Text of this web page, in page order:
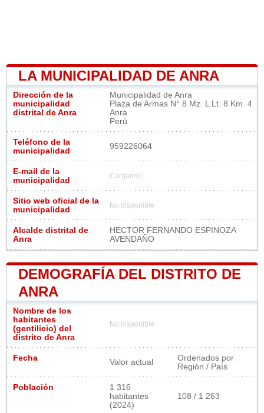
LA MUNICIPALIDAD DE ANRA
Dirección de la
municipalidad
distrital de Anra
Municipalidad de Anra
Plaza de Armas N° 8 Mz. L Lt. 8 Km. 4
Anra
Perú
Teléfono de la
municipalidad
959226064
E-mail de la
municipalidad
Cargando...
Sitio web oficial de la
municipalidad
No disponible
Alcalde distrital de
Anra
HECTOR FERNANDO ESPINOZA
AVENDAÑO
DEMOGRAFÍA DEL DISTRITO DE
ANRA
Nombre de los
habitantes
(gentilicio) del
distrito de Anra
No disponible
Fecha Valor actual
Ordenados por
Región / País
Población
1 316
habitantes
(2024)
108 / 1 263